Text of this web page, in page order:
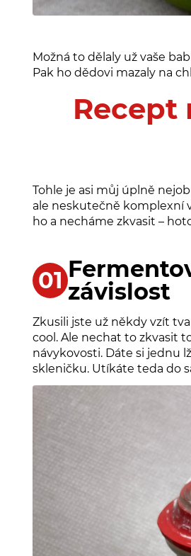
Možná to dělaly už vaše
Pak ho dědovi mazaly na
Recept
Tohle je asi můj úplně
ale neskutečně komplexní
ho a necháme zkvasit –
závislost
Zkusili jste už někdy vzít
cool. Ale nechat to zkvasit
návykovosti. Dáte si jednu
skleničku. Utíkáte teda do